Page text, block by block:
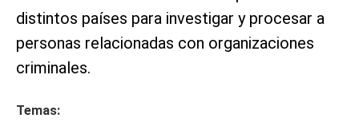
distintos países para investigar y procesar a
personas relacionadas con organizaciones
criminales.
Temas: